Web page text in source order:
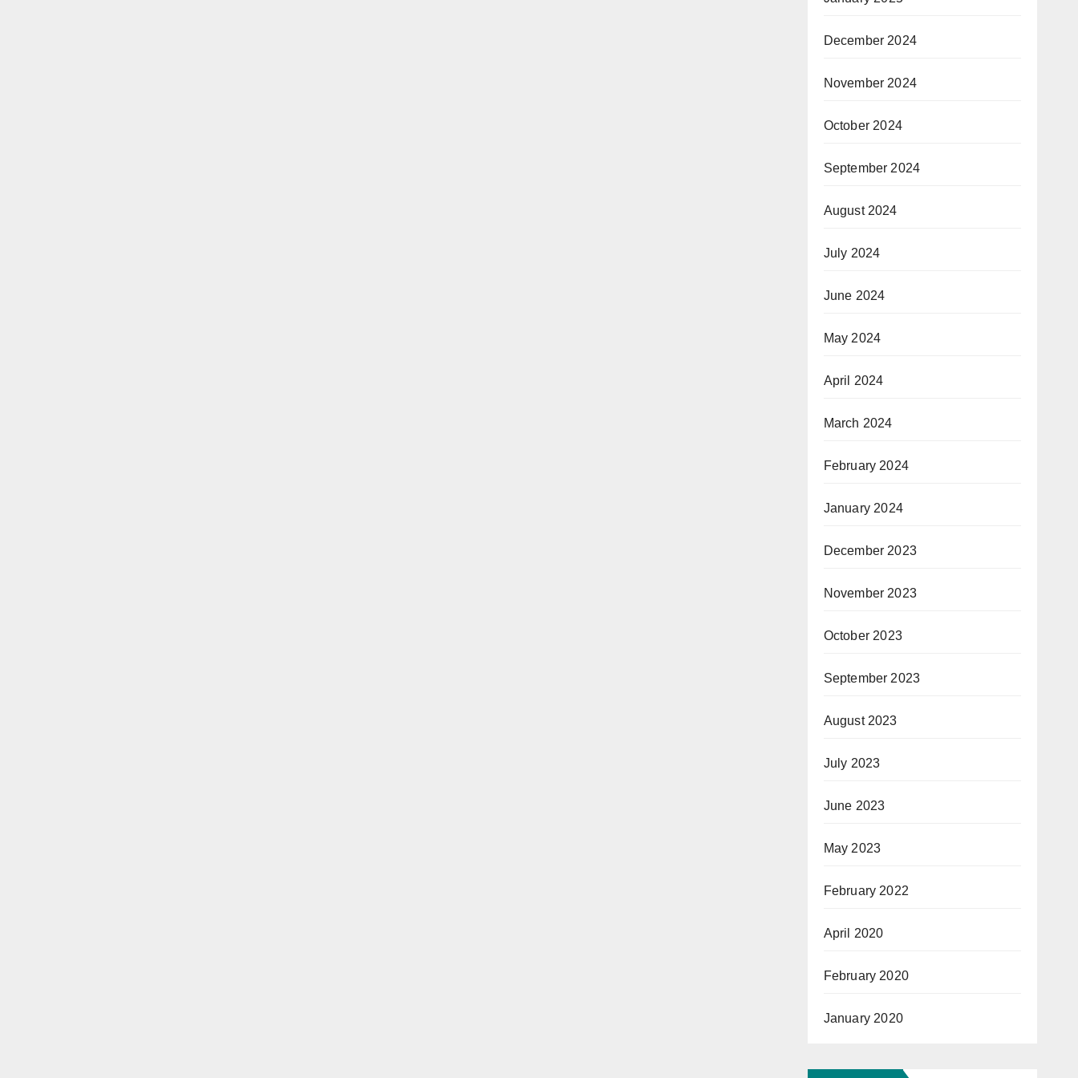
December 2024
November 2024
October 2024
September 2024
August 2024
July 2024
June 2024
May 2024
April 2024
March 2024
February 2024
January 2024
December 2023
November 2023
October 2023
September 2023
August 2023
July 2023
June 2023
May 2023
February 2022
April 2020
February 2020
January 2020